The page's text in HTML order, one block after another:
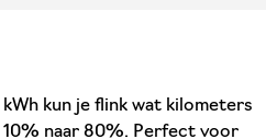
kun je flink wat kilometers
10% naar 80%. Perfect voor